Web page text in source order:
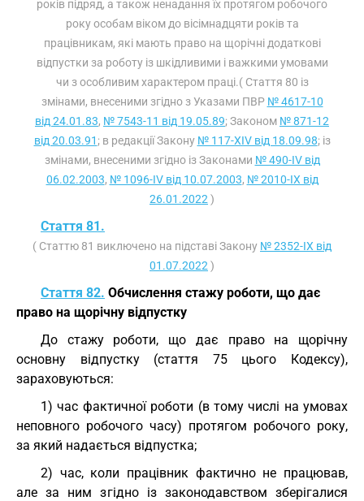
років підряд, а також ненадання їх протягом робочого
року особам віком до вісімнадцяти років та
працівникам, які мають право на щорічні додаткові
відпустки за роботу із шкідливими і важкими умовами
чи з особливим характером праці.( Стаття 80 із
змінами, внесеними згідно з Указами ПВР № 4617-10
від 24.01.83, № 7543-11 від 19.05.89; Законом № 871-12
від 20.03.91 ; в редакції Закону № 117-XIV від 18.09.98; із
змінами, внесеними згідно із Законами № 490-IV від
06.02.2003, № 1096-IV від 10.07.2003, № 2010-IX від
26.01.2022 )
Стаття 81.
( Статтю 81 виключено на підставі Закону № 2352-IX від
01.07.2022 )
Стаття 82. Обчислення стажу роботи, що дає
право на щорічну відпустку
До стажу роботи, що дає право на щорічну
основну відпустку (стаття 75 цього Кодексу),
зараховуються:
1) час фактичної роботи (в тому числі на умовах
неповного робочого часу) протягом робочого року,
за який надається відпустка;
2) час, коли працівник фактично не працював,
але за ним згідно із законодавством зберігалися